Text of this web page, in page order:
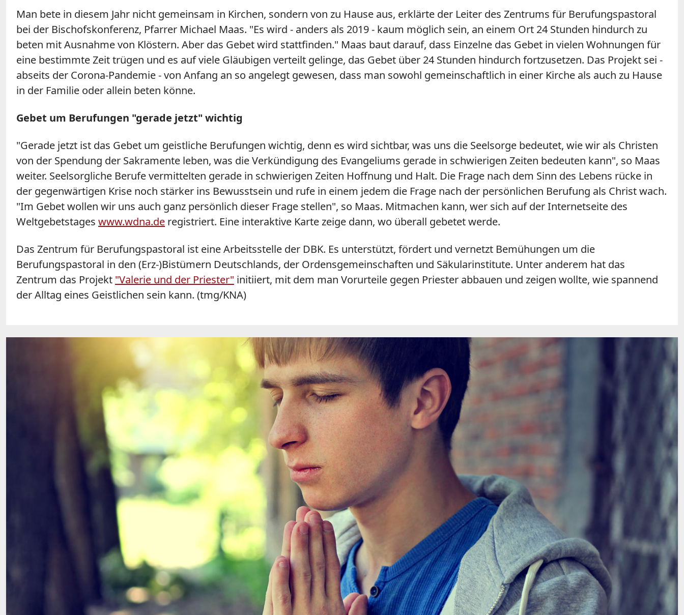
Man bete in diesem Jahr nicht gemeinsam in Kirchen, sondern von zu Hause aus, erklärte der Leiter des Zentrums für Berufungspastoral
bei der Bischofskonferenz, Pfarrer Michael Maas. "Es wird - anders als 2019 - kaum möglich sein, an einem Ort 24 Stunden hindurch zu
beten mit Ausnahme von Klöstern. Aber das Gebet wird stattfinden." Maas baut darauf, dass Einzelne das Gebet in vielen Wohnungen für
eine bestimmte Zeit trügen und es auf viele Gläubigen verteilt gelinge, das Gebet über 24 Stunden hindurch fortzusetzen. Das Projekt sei -
abseits der Corona-Pandemie - von Anfang an so angelegt gewesen, dass man sowohl gemeinschaftlich in einer Kirche als auch zu Hause
in der Familie oder allein beten könne.
Gebet um Berufungen "gerade jetzt" wichtig
"Gerade jetzt ist das Gebet um geistliche Berufungen wichtig, denn es wird sichtbar, was uns die Seelsorge bedeutet, wie wir als Christen
von der Spendung der Sakramente leben, was die Verkündigung des Evangeliums gerade in schwierigen Zeiten bedeuten kann", so Maas
weiter. Seelsorgliche Berufe vermittelten gerade in schwierigen Zeiten Hoffnung und Halt. Die Frage nach dem Sinn des Lebens rücke in
der gegenwärtigen Krise noch stärker ins Bewusstsein und rufe in einem jedem die Frage nach der persönlichen Berufung als Christ wach.
"Im Gebet wollen wir uns auch ganz persönlich dieser Frage stellen", so Maas. Mitmachen kann, wer sich auf der Internetseite des
Weltgebetstages www.wdna.de registriert. Eine interaktive Karte zeige dann, wo überall gebetet werde.
Das Zentrum für Berufungspastoral ist eine Arbeitsstelle der DBK. Es unterstützt, fördert und vernetzt Bemühungen um die
Berufungspastoral in den (Erz-)Bistümern Deutschlands, der Ordensgemeinschaften und Säkularinstitute. Unter anderem hat das
Zentrum das Projekt "Valerie und der Priester" initiiert, mit dem man Vorurteile gegen Priester abbauen und zeigen wollte, wie spannend
der Alltag eines Geistlichen sein kann. (tmg/KNA)